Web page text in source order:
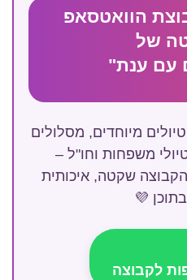
הוואטסאפ
של
עם ענת"
מיוחדים, מסלולים
משפחות וחו"ל –
שקטה, איכותית
💜
לקבוצה